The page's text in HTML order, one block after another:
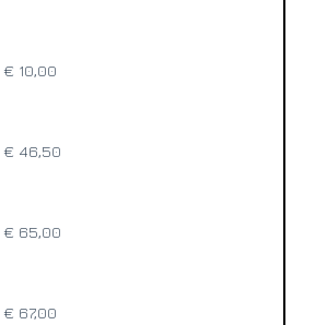
€ 10,00
€ 46,50
€ 65,00
€ 67,00